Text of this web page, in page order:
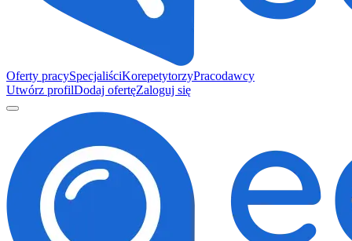
Oferty pracySpecjaliściKorepetytorzyPracodawcy
Utwórz profilDodaj ofertęZaloguj się